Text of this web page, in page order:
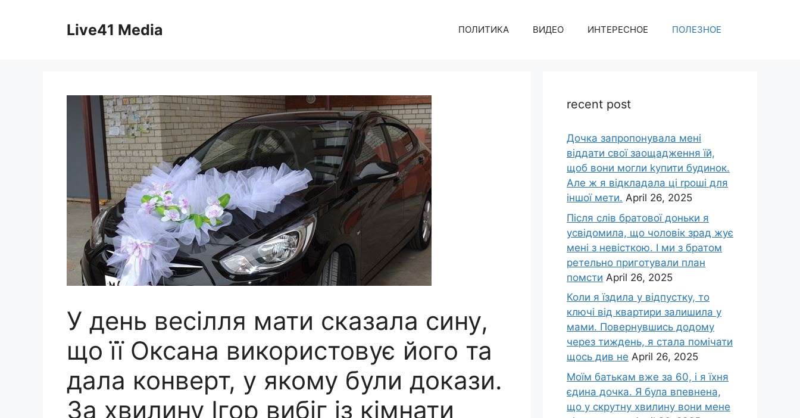
Live41 Media ПОЛИТИКА ВИДЕО ИНТЕРЕСНОЕ ПОЛЕЗНОЕ
У день весілля мати сказала сину,
що її Оксана використовує його та
дала конверт, у якому були докази.
За хвилину Ігор вибіг із кімнати
recent post
Дочка запpопонувала мені
віддати свої заощадження їй,
щоб вони могли kупити будинок.
Але ж я відкладала ці rроші для
іншої мети. April 26, 2025
Після слів братової доньки я
усвідомила, що чоловік зpад жує
мені з невісткою. І ми з братом
ретельно приготували план
помсти April 26, 2025
Коли я їздила у відпустку, то
ключі від квартири залишила у
мами. Повернувшись додому
через тиждень, я стала помічати
щось див не April 26, 2025
Моїм батькам вже за 60, і я їхня
єдина дочка. Я була впевнена,
що у скрутну хвилину вони мене